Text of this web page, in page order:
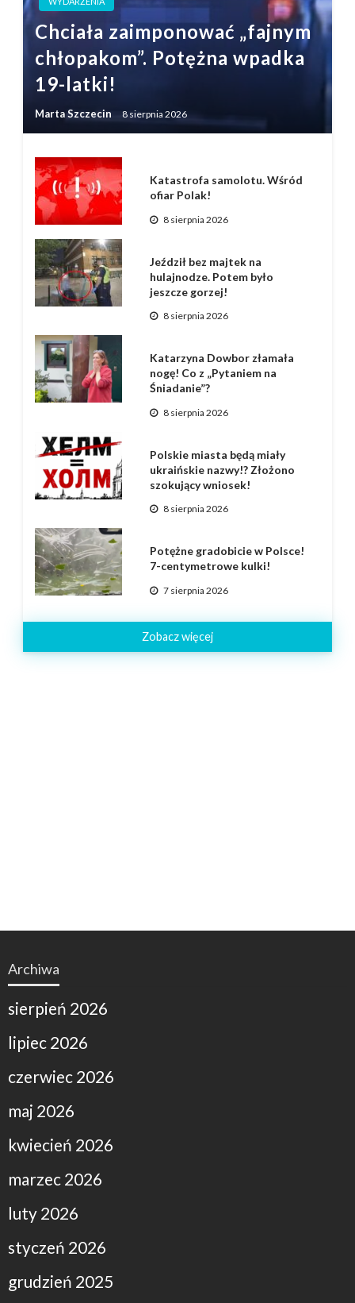
Chciała zaimponować „fajnym
chłopakom”. Potężna wpadka
19-latki!
Marta Szczecin 8 sierpnia 2026
Katastrofa samolotu. Wśród
ofiar Polak!
8 sierpnia 2026
Jeździł bez majtek na
hulajnodze. Potem było
jeszcze gorzej!
8 sierpnia 2026
Katarzyna Dowbor złamała
nogę! Co z „Pytaniem na
Śniadanie”?
8 sierpnia 2026
Polskie miasta będą miały
ukraińskie nazwy!? Złożono
szokujący wniosek!
8 sierpnia 2026
Potężne gradobicie w Polsce!
7-centymetrowe kulki!
7 sierpnia 2026
Zobacz więcej
Archiwa
sierpień 2026
lipiec 2026
czerwiec 2026
maj 2026
kwiecień 2026
marzec 2026
luty 2026
styczeń 2026
grudzień 2025